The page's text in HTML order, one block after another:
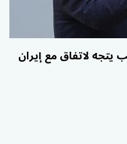
يتجه لاتفاق مع إيران